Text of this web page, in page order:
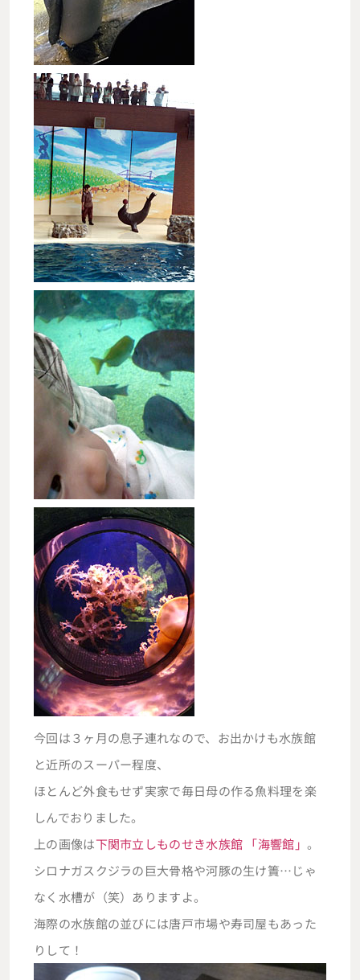
今回は３ヶ月の息子連れなので、お出かけも水族館
と近所のスーパー程度、
ほとんど外食もせず実家で毎日母の作る魚料理を楽
しんでおりました。
上の画像は下関市立しものせき水族館 「海響館」 。
シロナガスクジラの巨大骨格や河豚の生け簀…じゃ
なく水槽が（笑）ありますよ。
海際の水族館の並びには唐戸市場や寿司屋もあった
りして！